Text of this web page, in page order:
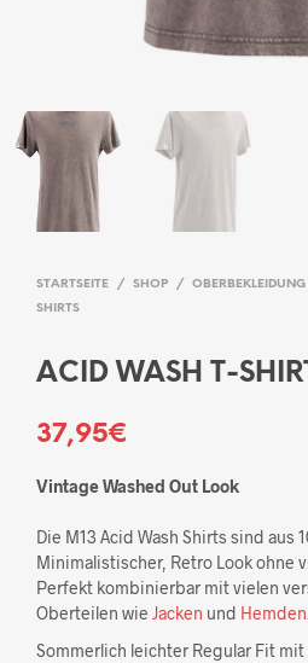
STARTSEITE / SHOP / OBERBEKLEIDUNG
SHIRTS
ACID WASH T-
37,95€
Vintage Washed Out Look
Die M13 Acid Wash Shirts sind aus
Minimalistischer, Retro Look ohne
Perfekt kombinierbar mit vielen
Oberteilen wie Jacken und Hemden
Sommerlich leichter Regular Fit